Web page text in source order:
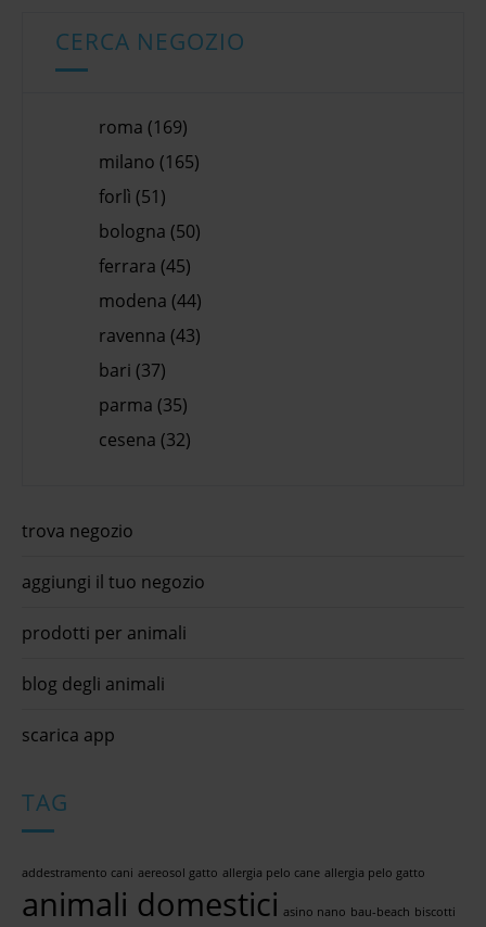
CERCA NEGOZIO
roma (169)
milano (165)
forlì (51)
bologna (50)
ferrara (45)
modena (44)
ravenna (43)
bari (37)
parma (35)
cesena (32)
trova negozio
aggiungi il tuo negozio
prodotti per animali
blog degli animali
scarica app
TAG
addestramento cani aereosol gatto allergia pelo cane allergia pelo gatto
animali domestici asino nano bau-beach biscotti